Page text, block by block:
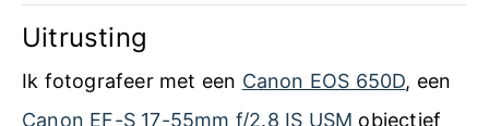
Uitrusting
Ik fotografeer met een Canon EOS 650D, een
Canon EF-S 17-55mm f/2.8 IS USM objectief